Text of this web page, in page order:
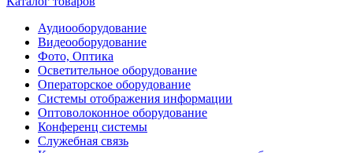
Аудиооборудование
Видеооборудование
Фото, Оптика
Осветительное оборудование
Операторское оборудование
Системы отображения информации
Оптоволоконное оборудование
Конференц системы
Служебная связь